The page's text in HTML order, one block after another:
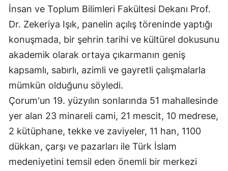
Çanakkale
Çankırı
Çorum
Denizli
Diyarbakır
Edirne
Elazığ
Erzincan
İnsan ve Toplum Bilimleri Fakültesi Dekanı Prof.
Dr. Zekeriya Işık, panelin açılış töreninde yaptığı
konuşmada, bir şehrin tarihi ve kültürel dokusunu
akademik olarak ortaya çıkarmanın geniş
kapsamlı, sabırlı, azimli ve gayretli çalışmalarla
mümkün olduğunu söyledi.
Çorum'un 19. yüzyılın sonlarında 51 mahallesinde
yer alan 23 minareli cami, 21 mescit, 10 medrese,
2 kütüphane, tekke ve zaviyeler, 11 han, 1100
dükkan, çarşı ve pazarları ile Türk İslam
medeniyetini temsil eden önemli bir merkezi